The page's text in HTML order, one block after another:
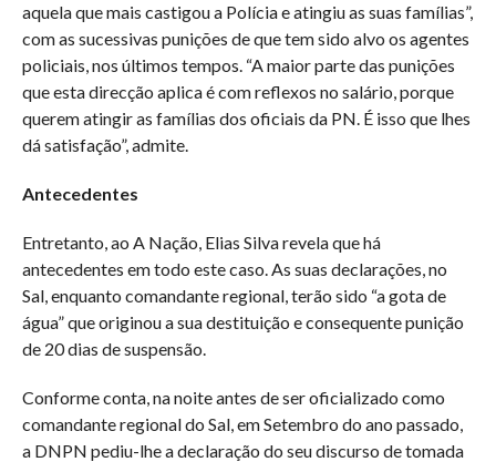
aquela que mais castigou a Polícia e atingiu as suas famílias”,
com as sucessivas punições de que tem sido alvo os agentes
policiais, nos últimos tempos. “A maior parte das punições
que esta direcção aplica é com reflexos no salário, porque
querem atingir as famílias dos oficiais da PN. É isso que lhes
dá satisfação”, admite.
Antecedentes
Entretanto, ao A Nação, Elias Silva revela que há
antecedentes em todo este caso. As suas declarações, no
Sal, enquanto comandante regional, terão sido “a gota de
água” que originou a sua destituição e consequente punição
de 20 dias de suspensão.
Conforme conta, na noite antes de ser oficializado como
comandante regional do Sal, em Setembro do ano passado,
a DNPN pediu-lhe a declaração do seu discurso de tomada